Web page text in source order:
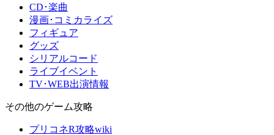
CD･楽曲
漫画･コミカライズ
フィギュア
グッズ
シリアルコード
ライブイベント
TV･WEB出演情報
その他のゲーム攻略
プリコネR攻略wiki